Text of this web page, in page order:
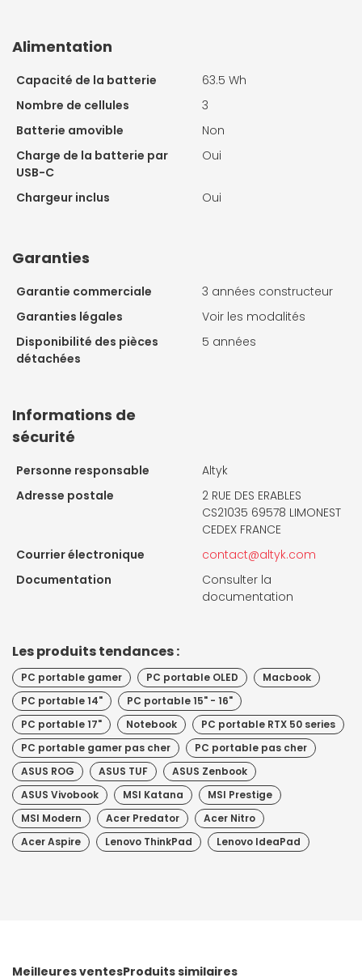
Alimentation
Capacité de la batterie
63.5 Wh
Nombre de cellules
3
Batterie amovible
Non
Charge de la batterie par
USB-C
Oui
Chargeur inclus Oui
Garanties
Garantie commerciale
3 années constructeur
Garanties légales
Voir les modalités
Disponibilité des pièces
détachées
5 années
Informations de
sécurité
Personne responsable
Altyk
Adresse postale
2 RUE DES ERABLES
CS21035 69578 LIMONEST
CEDEX FRANCE
Courrier électronique
contact@altyk.com
Documentation
Consulter la
documentation
Les produits tendances :
PC portable gamer PC portable OLED
Macbook
PC portable 14"
PC portable 15" - 16"
PC portable 17"
Notebook
PC portable RTX 50 series
PC portable gamer pas cher
PC portable pas cher
ASUS ROG
ASUS TUF
ASUS Zenbook
ASUS Vivobook
MSI Katana
MSI Prestige
MSI Modern
Acer Predator
Acer Nitro
Acer Aspire
Lenovo ThinkPad Lenovo IdeaPad
Meilleures ventesProduits similaires